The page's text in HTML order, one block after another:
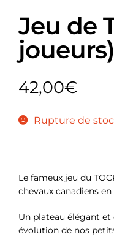
Jeu de
joueurs)
42,00€
Rupture de
Le fameux jeu du
chevaux canadiens
Un plateau élégant
évolution de nos